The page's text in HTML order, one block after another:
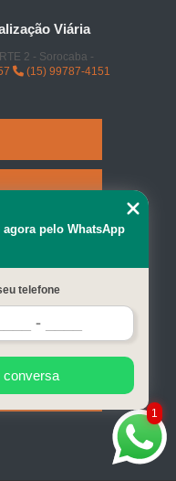
Viária
2 - Sorocaba -
(15) 99787-4151
1
agora pelo WhatsApp
telefone
conversa